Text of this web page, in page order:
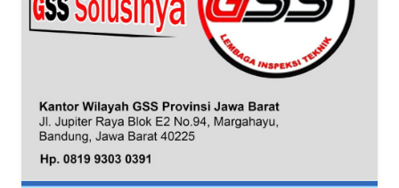
WN
KEPRI
WN
PAPUA
BARAT